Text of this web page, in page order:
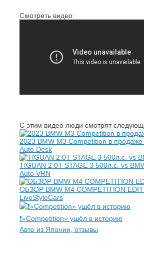
Смотреть видео:
С этим видео люди смотрят
2023 BMW M3 Competition в
Auto Desk
TIGUAN 2.0T STAGE 3 500л.с. vs
Auto VRN
ОБЗОР BMW M4 COMPETITION
LiveStyleCars
❗️«Competition» ушёл в историю
Авто из Японии, отзывы